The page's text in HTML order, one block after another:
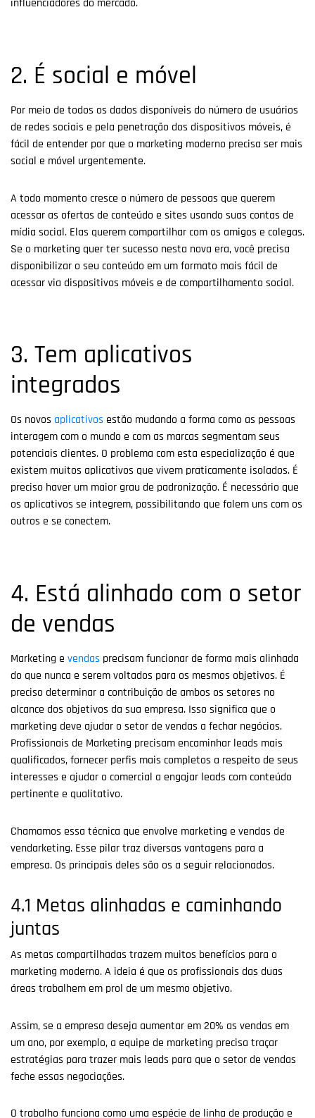
influenciadores do mercado.
2. É social e móvel
Por meio de todos os dados disponíveis do número de usuários
de redes sociais e pela penetração dos dispositivos móveis, é
fácil de entender por que o marketing moderno precisa ser mais
social e móvel urgentemente.
A todo momento cresce o número de pessoas que querem
acessar as ofertas de conteúdo e sites usando suas contas de
mídia social. Elas querem compartilhar com os amigos e colegas.
Se o marketing quer ter sucesso nesta nova era, você precisa
disponibilizar o seu conteúdo em um formato mais fácil de
acessar via dispositivos móveis e de compartilhamento social.
3. Tem aplicativos
integrados
Os novos aplicativos estão mudando a forma como as pessoas
interagem com o mundo e com as marcas segmentam seus
potenciais clientes. O problema com esta especialização é que
existem muitos aplicativos que vivem praticamente isolados. É
preciso haver um maior grau de padronização. É necessário que
os aplicativos se integrem, possibilitando que falem uns com os
outros e se conectem.
4. Está alinhado com o setor
de vendas
Marketing e vendas precisam funcionar de forma mais alinhada
do que nunca e serem voltados para os mesmos objetivos. É
preciso determinar a contribuição de ambos os setores no
alcance dos objetivos da sua empresa. Isso significa que o
marketing deve ajudar o setor de vendas a fechar negócios.
Profissionais de Marketing precisam encaminhar leads mais
qualificados, fornecer perfis mais completos a respeito de seus
interesses e ajudar o comercial a engajar leads com conteúdo
pertinente e qualitativo.
Chamamos essa técnica que envolve marketing e vendas de
vendarketing. Esse pilar traz diversas vantagens para a
empresa. Os principais deles são os a seguir relacionados.
4.1 Metas alinhadas e caminhando
juntas
As metas compartilhadas trazem muitos benefícios para o
marketing moderno. A ideia é que os profissionais das duas
áreas trabalhem em prol de um mesmo objetivo.
Assim, se a empresa deseja aumentar em 20% as vendas em
um ano, por exemplo, a equipe de marketing precisa traçar
estratégias para trazer mais leads para que o setor de vendas
feche essas negociações.
O trabalho funciona como uma espécie de linha de produção e